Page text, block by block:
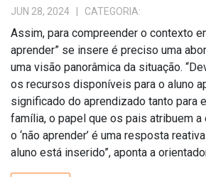
JUN 28, 2024 | CATEGORIA:
Assim, para compreender o contexto
aprender” se insere é preciso uma
uma visão panorâmica da situação.
os recursos disponíveis para o aluno
significado do aprendizado tanto para
família, o papel que os pais atribuem
o ‘não aprender’ é uma resposta
aluno está inserido”, aponta a